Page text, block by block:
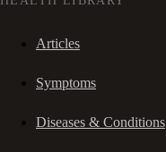
Articles
Symptoms
Diseases & Conditions